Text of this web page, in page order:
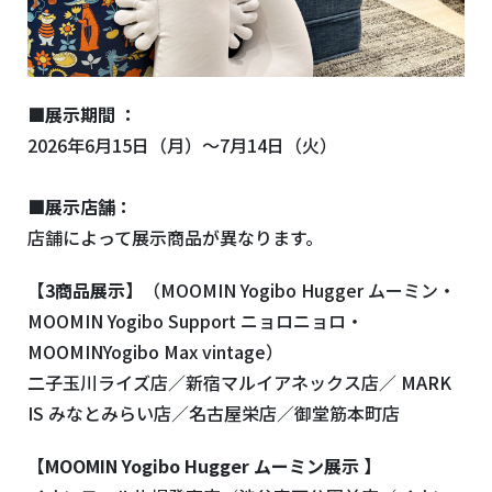
■展示期間 ：
2026年6月15日（月）〜7月14日（火）
■展示店舗：
店舗によって展示商品が異なります。
【3商品展示】
（MOOMIN Yogibo Hugger ムーミン・
MOOMIN Yogibo Support ニョロニョロ・
MOOMINYogibo Max vintage）
二子玉川ライズ店／新宿マルイアネックス店／ MARK
IS みなとみらい店／名古屋栄店／御堂筋本町店
【MOOMIN Yogibo Hugger ムーミン展示 】